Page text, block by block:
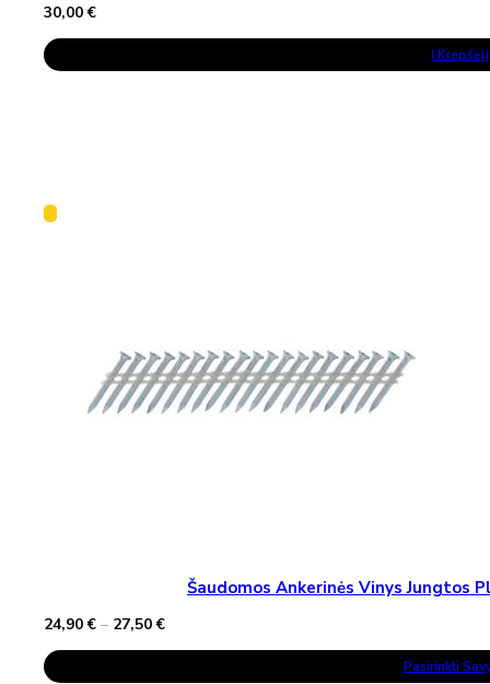
30,00€
Į Krepšelį
Šaudomos Ankerinės Vinys Jungtos
24,90€ – 27,50€Price
Pasirinkti
This
Product